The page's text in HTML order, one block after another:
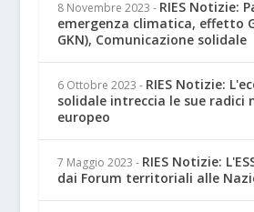
8 Novembre 2023 - RIES Notizie:
emergenza climatica, effetto
GKN), Comunicazione solidale
6 Ottobre 2023 - RIES Notizie:
solidale intreccia le sue radici
europeo
7 Maggio 2023 - RIES Notizie:
dai Forum territoriali alle